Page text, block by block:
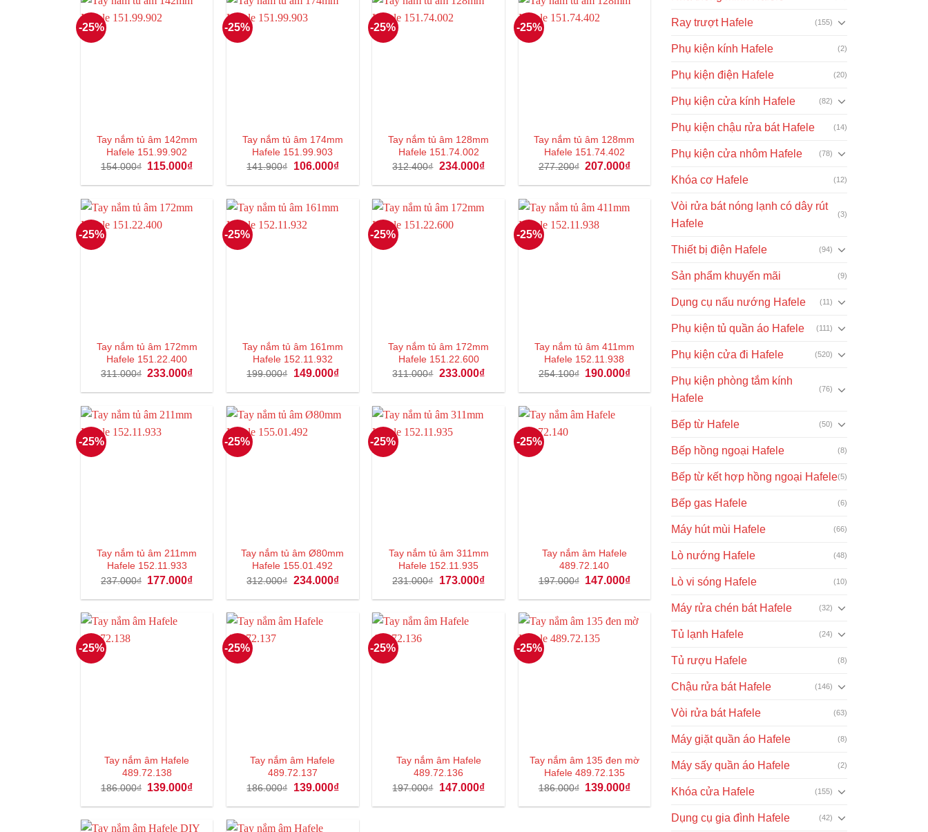
-25%
Tay nắm tủ âm 142mm
Hafele 151.99.902
154.000₫ Giá
là:
115.000₫Giá
tại
115.000₫.
-25%
Tay nắm tủ âm 174mm
Hafele 151.99.903
141.900₫
Giá
là:
106.000₫Giá
tại
106.000₫.
-25%
Tay nắm tủ âm 128mm
Hafele 151.74.002
312.400₫ Giá
là:
234.000₫Giá
tại
234.000₫.
-25%
Tay nắm tủ âm 128mm
Hafele 151.74.402
277.200₫ Giá
là:
207.000₫Giá
tại
207.000₫.
-25%
Tay nắm tủ âm 172mm
Hafele 151.22.400
311.000₫ Giá
là:
233.000₫Giá
tại
233.000₫.
-25%
Tay nắm tủ âm 161mm
Hafele 152.11.932
199.000₫
Giá
là:
149.000₫Giá
tại
149.000₫.
-25%
Tay nắm tủ âm 172mm
Hafele 151.22.600
311.000₫ Giá
là:
233.000₫Giá
tại
233.000₫.
-25%
Tay nắm tủ âm 411mm
Hafele 152.11.938
254.100₫ Giá
là:
190.000₫Giá
tại
-25%
Tay nắm tủ âm 211mm
Hafele 152.11.933
237.000₫ Giá
là:
177.000₫Giá
tại
177.000₫.
-25%
Tay nắm tủ âm Ø80mm
Hafele 155.01.492
312.000₫ Giá
là:
234.000₫Giá
tại
234.000₫.
-25%
Tay nắm tủ âm 311mm
Hafele 152.11.935
231.000₫ Giá
là:
173.000₫Giá
tại
173.000₫.
-25%
Tay nắm âm Hafele
489.72.140
197.000₫ Giá
là:
147.000₫Giá
tại
147.000₫.
-25%
Tay nắm âm Hafele
489.72.138
186.000₫ Giá
là:
139.000₫Giá
tại
139.000₫.
-25%
Tay nắm âm Hafele
489.72.137
186.000₫
Giá
là:
139.000₫Giá
tại
-25%
Tay nắm âm Hafele
489.72.136
197.000₫ Giá
là:
147.000₫Giá
tại
-25%
Tay nắm âm 135 đen mờ
Hafele 489.72.135
186.000₫ Giá
là:
139.000₫Giá
tại
139.000₫.
Ray trượt Hafele (155)
Phụ kiện kính Hafele (2)
Phụ kiện điện Hafele (20)
Phụ kiện cửa kính Hafele (82)
Phụ kiện chậu rửa bát Hafele (14)
Phụ kiện cửa nhôm Hafele (78)
Khóa cơ Hafele (12)
Vòi rửa bát nóng lạnh có dây rút
Hafele
(3)
Thiết bị điện Hafele (94)
Sản phẩm khuyến mãi (9)
Dụng cụ nấu nướng Hafele (11)
Phụ kiện tủ quần áo Hafele (111)
Phụ kiện cửa đi Hafele (520)
Phụ kiện phòng tắm kính
Hafele
(76)
Bếp từ Hafele (50)
Bếp hồng ngoại Hafele (8)
Bếp từ kết hợp hồng ngoại Hafele(5)
Bếp gas Hafele (6)
Máy hút mùi Hafele (66)
Lò nướng Hafele (48)
Lò vi sóng Hafele (10)
Máy rửa chén bát Hafele (32)
Tủ lạnh Hafele (24)
Tủ rượu Hafele (8)
Chậu rửa bát Hafele (146)
Vòi rửa bát Hafele (63)
Máy giặt quần áo Hafele (8)
Máy sấy quần áo Hafele (2)
Khóa cửa Hafele (155)
Dụng cụ gia đình Hafele (42)